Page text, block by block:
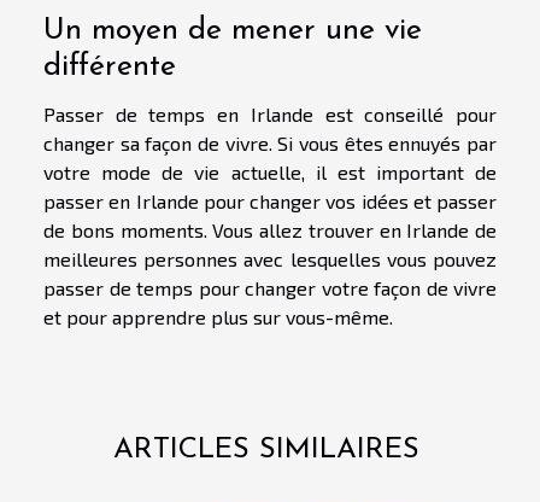
Un moyen de mener une vie
différente
Passer de temps en Irlande est conseillé pour
changer sa façon de vivre. Si vous êtes ennuyés par
votre mode de vie actuelle, il est important de
passer en Irlande pour changer vos idées et passer
de bons moments. Vous allez trouver en Irlande de
meilleures personnes avec lesquelles vous pouvez
passer de temps pour changer votre façon de vivre
et pour apprendre plus sur vous-même.
ARTICLES SIMILAIRES